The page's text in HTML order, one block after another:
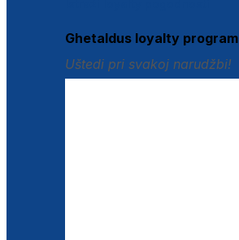
Ghetaldus loyalty program
Uštedi pri svakoj narudžbi!